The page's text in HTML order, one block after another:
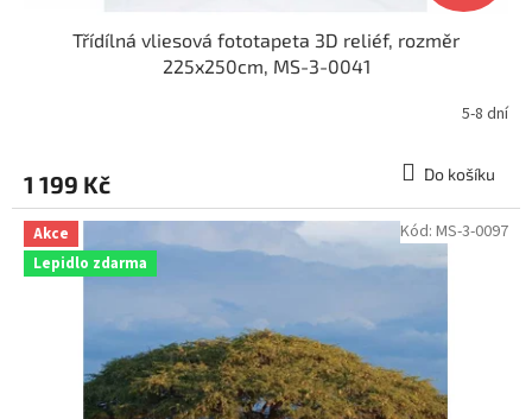
Třídílná vliesová fototapeta 3D reliéf, rozměr
225x250cm, MS-3-0041
5-8 dní
1 199 Kč Do košíku
Akce
Lepidlo zdarma
Kód: MS-3-0097